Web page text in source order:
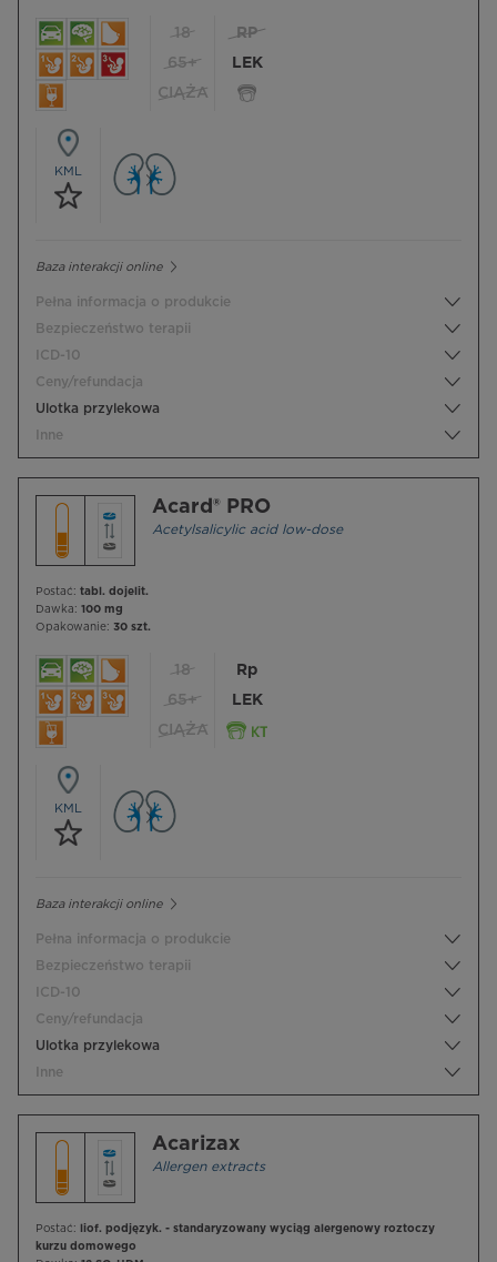
18
65+
CIĄŻA
RP
LEK
KML
Baza interakcji online
Pełna informacja o produkcie
Bezpieczeństwo terapii
ICD-10
Ceny/refundacja
Ulotka przylekowa
Inne
Acard® PRO
Acetylsalicylic acid low-dose
Postać: tabl. dojelit.
Dawka: 100 mg
Opakowanie: 30 szt.
18
65+
CIĄŻA
Rp
LEK
KML
Baza interakcji online
Pełna informacja o produkcie
Bezpieczeństwo terapii
ICD-10
Ceny/refundacja
Ulotka przylekowa
Inne
Acarizax
Allergen extracts
Postać:
liof. podjęzyk. - standaryzowany wyciąg alergenowy roztoczy
kurzu domowego